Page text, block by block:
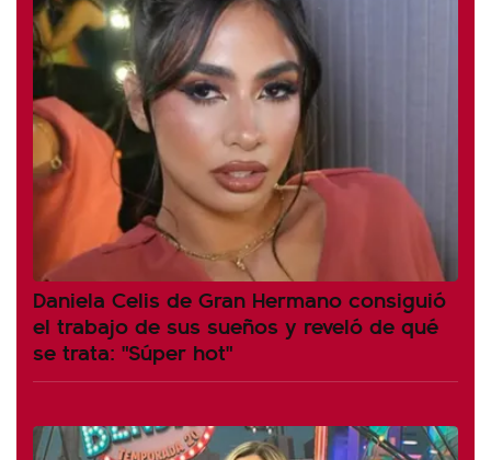
Daniela Celis de Gran Hermano consiguió
el trabajo de sus sueños y reveló de qué
se trata: "Súper hot"